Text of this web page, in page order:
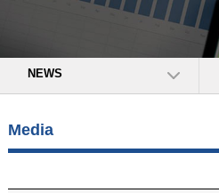
NEWS
Media